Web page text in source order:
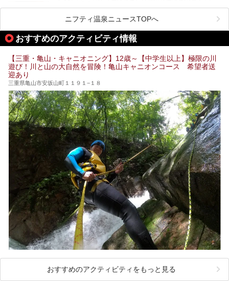
果だけではなく、代謝が高まり健康や美容にも良い影響が期
待できます。今回はそんな岩盤浴にこだわった、三重県内の
オススメ温泉・銭湯・スパ10ヶ所を紹介させていただきま
す。
ニフティ温泉ニュースTOPへ
おすすめのアクティビティ情報
【三重・亀山・キャニオニング】12歳～【中学生以上】極限の川
遊び！川と山の大自然を冒険！亀山キャニオンコース 希望者送
迎あり
三重県亀山市安坂山町１１９１−１８
おすすめのアクティビティをもっと見る